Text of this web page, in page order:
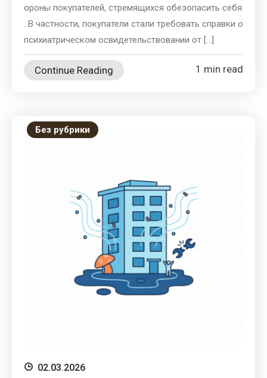
ороны покупателей, стремящихся обезопасить себя
. В частности, покупатели стали требовать справки о
психиатрическом освидетельствовании от […]
Continue Reading 1 min read
Без рубрики
02.03.2026